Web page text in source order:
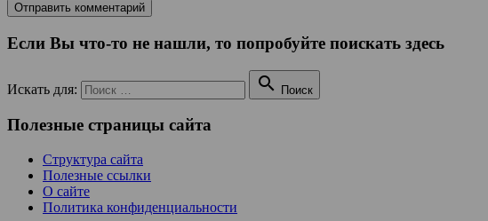
Если Вы что-то не нашли, то попробуйте поискать здесь
Искать для:  Поиск
Полезные страницы сайта
Структура сайта
Полезные ссылки
О сайте
Политика конфиденциальности